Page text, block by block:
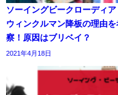
ソーイングビークローディア
ウィンクルマン降板の理由を
察！原因はブリベイ？
2021年4月18日